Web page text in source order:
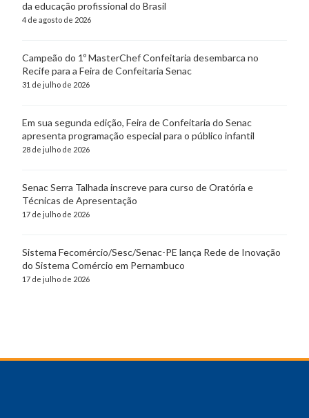
da educação profissional do Brasil
4 de agosto de 2026
Campeão do 1º MasterChef Confeitaria desembarca no
Recife para a Feira de Confeitaria Senac
31 de julho de 2026
Em sua segunda edição, Feira de Confeitaria do Senac
apresenta programação especial para o público infantil
28 de julho de 2026
Senac Serra Talhada inscreve para curso de Oratória e
Técnicas de Apresentação
17 de julho de 2026
Sistema Fecomércio/Sesc/Senac-PE lança Rede de Inovação
do Sistema Comércio em Pernambuco
17 de julho de 2026